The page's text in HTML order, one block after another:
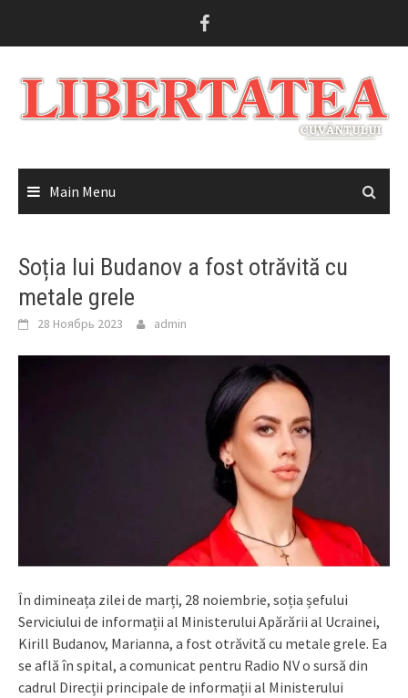
Main Menu
Soția lui Budanov a fost otrăvită cu
metale grele
28 Ноябрь 2023 admin
În dimineața zilei de marți, 28 noiembrie, soția șefului
Serviciului de informații al Ministerului Apărării al Ucrainei,
Kirill Budanov, Marianna, a fost otrăvită cu metale grele. Ea
se află în spital, a comunicat pentru Radio NV o sursă din
cadrul Direcții principale de informații al Ministerului